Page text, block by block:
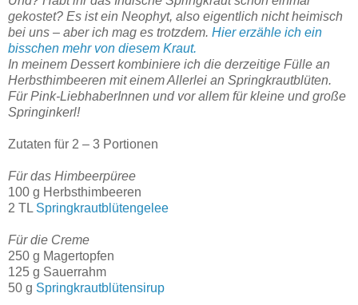
gekostet? Es ist ein Neophyt, also eigentlich nicht heimisch
bei uns – aber ich mag es trotzdem. Hier erzähle ich ein
bisschen mehr von diesem Kraut.
In meinem Dessert kombiniere ich die derzeitige Fülle an
Herbsthimbeeren mit einem Allerlei an Springkrautblüten.
Für Pink-LiebhaberInnen und vor allem für kleine und große
Springinkerl!
Zutaten für 2 – 3 Portionen
Für das Himbeerpüree
100 g Herbsthimbeeren
2 TL Springkrautblütengelee
Für die Creme
250 g Magertopfen
125 g Sauerrahm
50 g Springkrautblütensirup